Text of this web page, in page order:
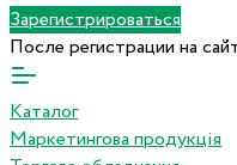
Зарегистрироваться
После регистрации на
Каталог
Маркетингова продукція